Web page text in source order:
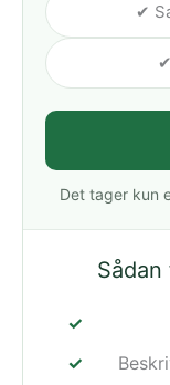
✔
Det tager kun